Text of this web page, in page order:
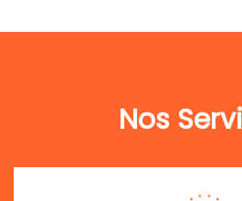
Nos